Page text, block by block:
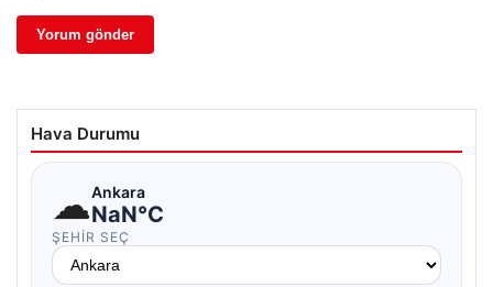
Hava Durumu
☁Ankara
NaN°C
ŞEHIR SEÇ